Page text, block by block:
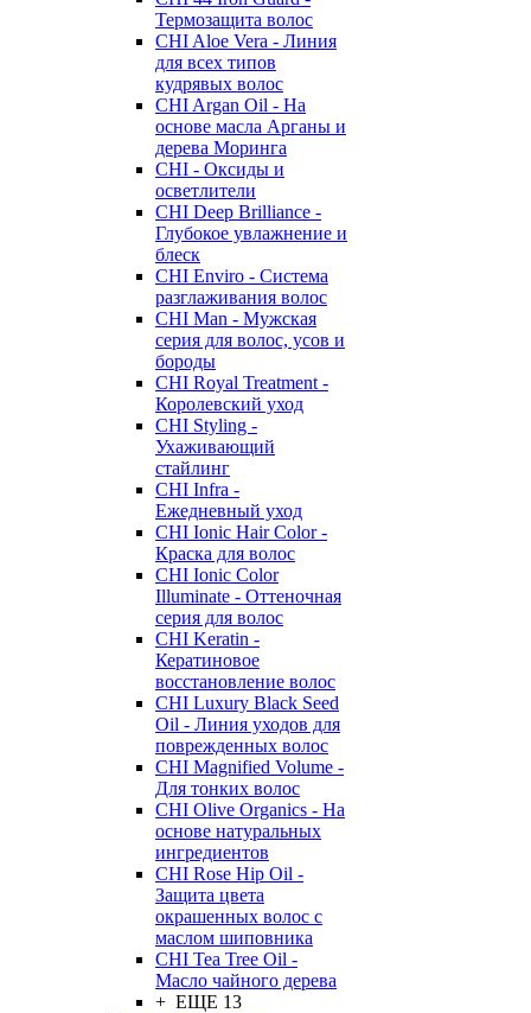
Термозащита волос
CHI Aloe Vera - Линия
для всех типов
кудрявых волос
CHI Argan Oil - На
основе масла Арганы и
дерева Моринга
CHI - Оксиды и
осветлители
CHI Deep Brilliance -
Глубокое увлажнение и
блеск
CHI Enviro - Система
разглаживания волос
CHI Man - Мужская
серия для волос, усов и
бороды
CHI Royal Treatment -
Королевский уход
CHI Styling -
Ухаживающий
стайлинг
CHI Infra -
Ежедневный уход
CHI Ionic Hair Color -
Краска для волос
CHI Ionic Color
Illuminate - Оттеночная
серия для волос
CHI Keratin -
Кератиновое
восстановление волос
CHI Luxury Black Seed
Oil - Линия уходов для
поврежденных волос
CHI Magnified Volume -
Для тонких волос
CHI Olive Organics - На
основе натуральных
ингредиентов
CHI Rose Hip Oil -
Защита цвета
окрашенных волос с
маслом шиповника
CHI Tea Tree Oil -
Масло чайного дерева
+ ЕЩЕ 13